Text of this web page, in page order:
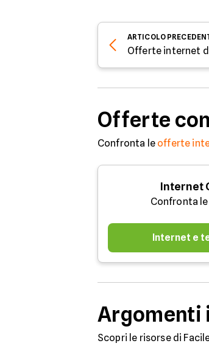
ARTICOLO
Offerte
Confronta le offerte
Internet
Confronta
Internet e
Argomenti
Scopri le risorse di